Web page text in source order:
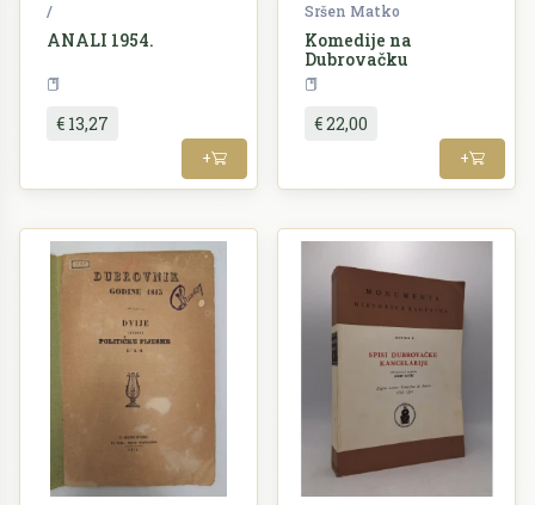
/
ANALI 1954.
€ 13,27
+
Sršen Matko
Komedije na
Dubrovačku
€ 22,00
+